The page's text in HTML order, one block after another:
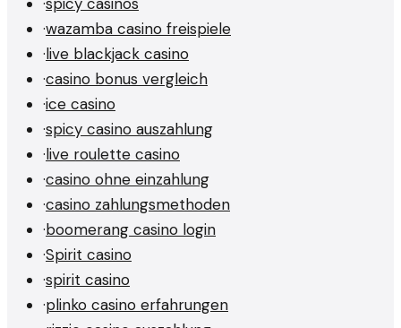
·wazamba casino freispiele
·live blackjack casino
·casino bonus vergleich
·ice casino
·spicy casino auszahlung
·live roulette casino
·casino ohne einzahlung
·casino zahlungsmethoden
·boomerang casino login
·Spirit casino
·spirit casino
·plinko casino erfahrungen